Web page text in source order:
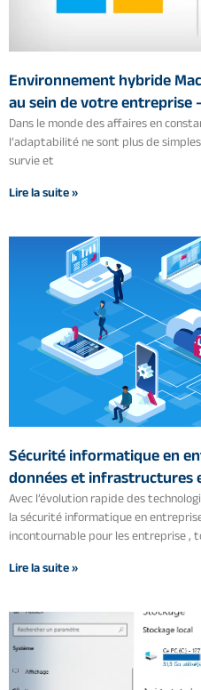
Environnement hybride
au sein de votre entreprise
Dans le monde des affaires en
l’adaptabilité ne sont plus de
survie et
Lire la suite »
Sécurité informatique en
données et infrastructures
Avec l’évolution rapide des
la sécurité informatique en
incontournable pour les entreprise ,
Lire la suite »